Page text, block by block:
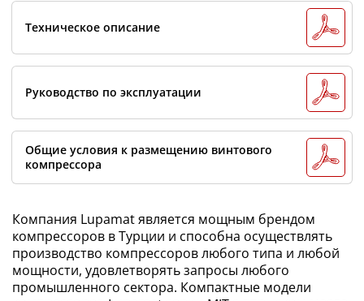
Техническое описание
Руководство по эксплуатации
Общие условия к размещению винтового
компрессора
Компания Lupamat является мощным брендом
компрессоров в Турции и способна осуществлять
производство компрессоров любого типа и любой
мощности, удовлетворять запросы любого
промышленного сектора. Компактные модели